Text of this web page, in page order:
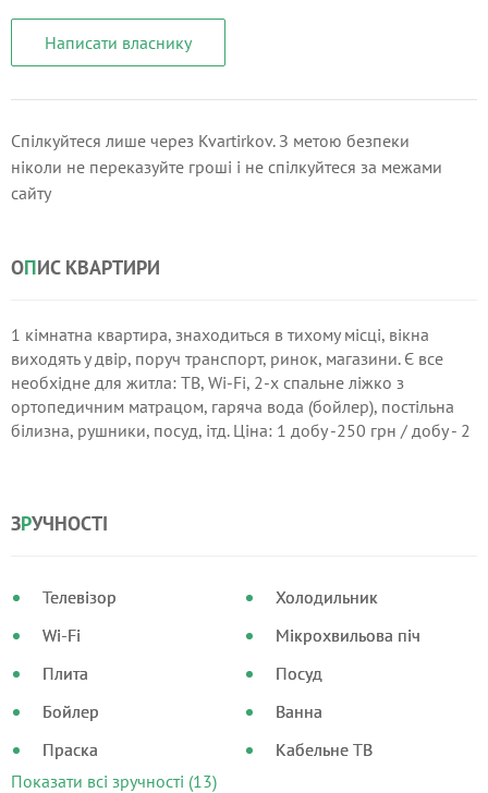
Написати власнику
Спілкуйтеся лише через Kvartirkov. З метою безпеки
ніколи не переказуйте гроші і не спілкуйтеся за межами
сайту
ОПИС КВАРТИРИ
1 кімнатна квартира, знаходиться в тихому місці, вікна
виходять у двір, поруч транспорт, ринок, магазини. Є все
необхідне для житла: ТВ, Wi-Fi, 2-х спальне ліжко з
ортопедичним матрацом, гаряча вода (бойлер), постільна
білизна, рушники, посуд, ітд. Ціна: 1 добу -250 грн / добу - 2
ЗРУЧНОСТІ
Телевізор
Wi-Fi
Плита
Бойлер
Праска
Холодильник
Мікрохвильова піч
Посуд
Ванна
Кабельне ТВ
Показати всі зручності (13)